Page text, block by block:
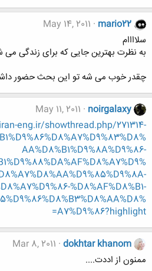
mario22
May 14, 2011
سلاااام
به نظرت بهترین جایی که برای زندگی می
چقدر خوب می شه تو این بحث حضور
noirgalaxy
May 11, 2011
eng.ir/showthread.php/271314-
AA%D8%B1%D9%8A%D9%86-
%D8%AF%D8%B1-
A7%D9%86?highlight=
dokhtar khanom
Mar 8, 2011
ممنون از اددت....